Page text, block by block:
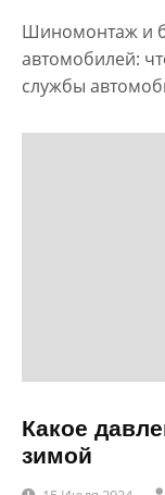
Шиномонтаж и
автомобилей:
службы
Какое
зимой